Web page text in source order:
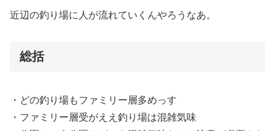
近辺の釣り場に人が流れていくんやろうなあ。
総括
・どの釣り場もファミリー層多めっす
・ファミリー層受がええ釣り場は混雑気味